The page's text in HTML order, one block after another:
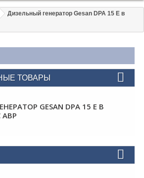
Дизельный генератор Gesan DPA 15 E в
ТОВАРЫ
GESAN DPA 15 E В
АВР